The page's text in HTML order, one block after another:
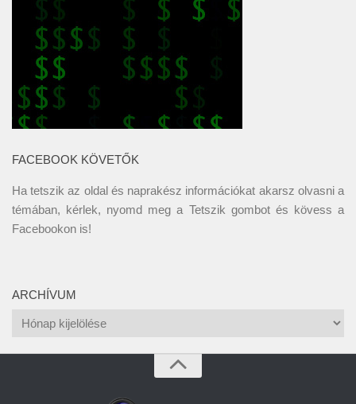
FACEBOOK KÖVETŐK
Ha tetszik az oldal és naprakész információkat akarsz olvasni a
témában, kérlek, nyomd meg a Tetszik gombot és kövess a
Facebookon is!
ARCHÍVUM
Archívum